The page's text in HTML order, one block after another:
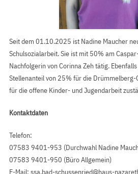
Seit dem 01.10.2025 ist Nadine Maucher
Schulsozialarbeit. Sie ist mit 50% am
Nachfolgerin von Corinna Zeh tätig.
Stellenanteil von 25% für die
für die offene Kinder- und Jugendarbeit
Kontaktdaten
Telefon:
07583 9401-953 (Durchwahl Nadine
07583 9401-950 (Büro Allgemein)
E-Mail: ssa.bad-schussenried@haus-